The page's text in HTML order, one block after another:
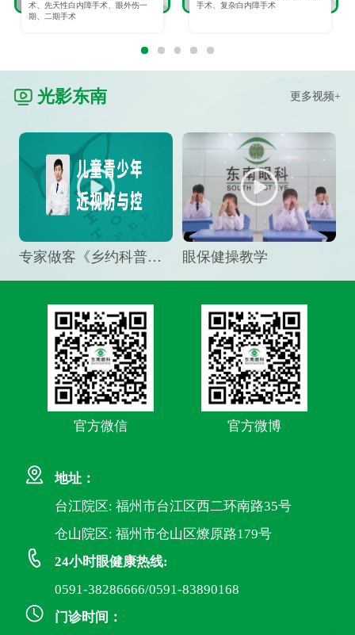
术、先天性白内障手术、眼外伤一
期、二期手术
手术、复杂白内障手术
光影东南 更多视频+
专家做客《乡约科普》栏目，预防孩子近视竟然这么“简单” 眼保健操教学
官方微信 官方微博
地址：
台江院区: 福州市台江区西二环南路35号
仓山院区: 福州市仓山区燎原路179号
24小时眼健康热线:
0591-38286666/0591-83890168
门诊时间：